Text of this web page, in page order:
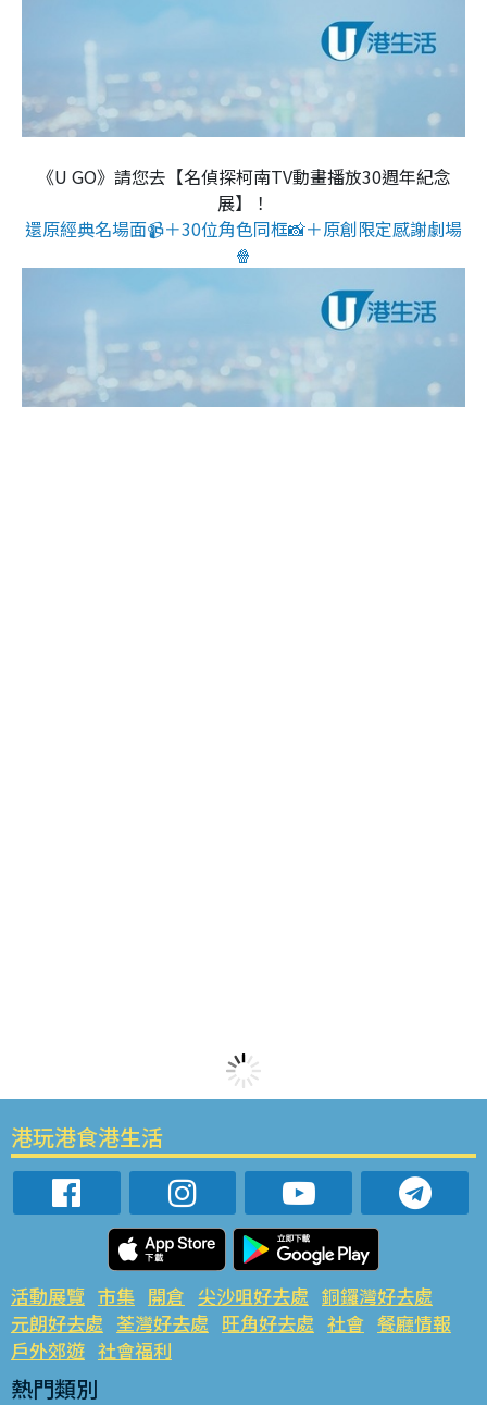
《U GO》請您去【名偵探柯南TV動畫播放30週年紀念
展】！
還原經典名場面📹＋30位角色同框📸＋原創限定感謝劇場
🍿
港玩港食港生活
活動展覽 市集 開倉 尖沙咀好去處 銅鑼灣好去處
元朗好去處 荃灣好去處 旺角好去處 社會 餐廳情報
戶外郊遊 社會福利
熱門類別